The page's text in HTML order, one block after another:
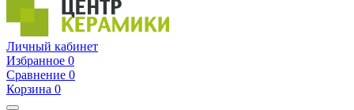
Личный кабинет
Избранное 0
Сравнение 0
Корзина 0